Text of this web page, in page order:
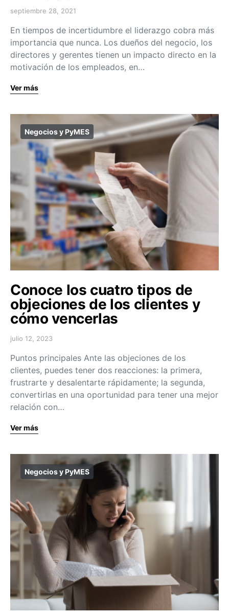
septiembre 28, 2021
En tiempos de incertidumbre el liderazgo cobra más
importancia que nunca. Los dueños del negocio, los
directores y gerentes tienen un impacto directo en la
motivación de los empleados, en…
Ver más
Negocios y PyMES
Conoce los cuatro tipos de
objeciones de los clientes y
cómo vencerlas
julio 12, 2023
Puntos principales Ante las objeciones de los
clientes, puedes tener dos reacciones: la primera,
frustrarte y desalentarte rápidamente; la segunda,
convertirlas en una oportunidad para tener una mejor
relación con…
Ver más
Negocios y PyMES